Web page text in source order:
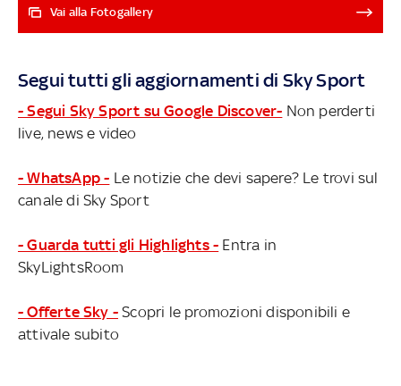
Cuadrado). In difesa si torna a 3, a centrocampo Fagioli
NANTES-JUVE LIVE
Vai alla Fotogallery
Segui tutti gli aggiornamenti di Sky Sport
- Segui Sky Sport su Google Discover- Non perderti
live, news e video
- WhatsApp - Le notizie che devi sapere? Le trovi sul
canale di Sky Sport
- Guarda tutti gli Highlights - Entra in
SkyLightsRoom
- Offerte Sky - Scopri le promozioni disponibili e
attivale subito